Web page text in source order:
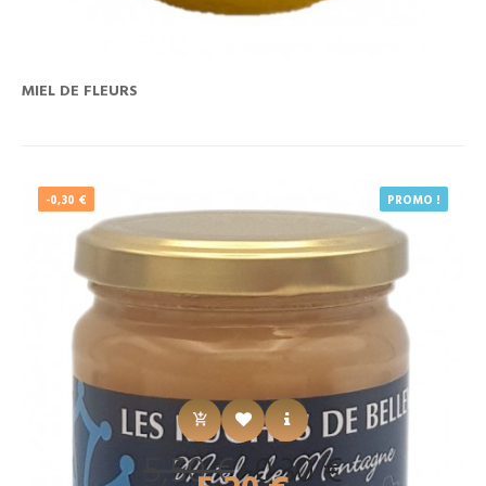
MIEL DE FLEURS
PROMO !
-0,30 €
Prix
5,50 €-0,30 €Prix